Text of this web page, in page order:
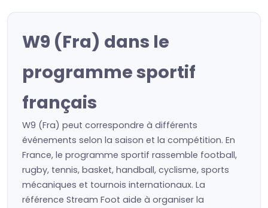
W9 (Fra) dans le
programme sportif
français
W9 (Fra) peut correspondre à différents
événements selon la saison et la compétition. En
France, le programme sportif rassemble football,
rugby, tennis, basket, handball, cyclisme, sports
mécaniques et tournois internationaux. La
référence Stream Foot aide à organiser la